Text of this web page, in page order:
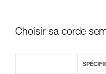
Choisir sa corde